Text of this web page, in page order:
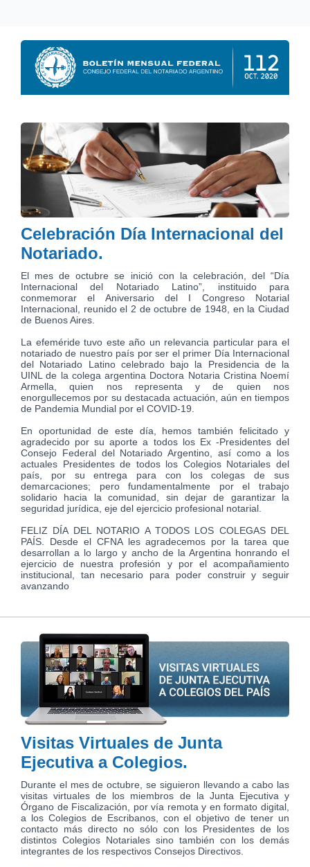
Celebración Día Internacional del
Notariado.
El mes de octubre se inició con la celebración, del “Día
Internacional del Notariado Latino”, instituido para
conmemorar el Aniversario del I Congreso Notarial
Internacional, reunido el 2 de octubre de 1948, en la Ciudad
de Buenos Aires.
La efeméride tuvo este año un relevancia particular para el
notariado de nuestro país por ser el primer Día Internacional
del Notariado Latino celebrado bajo la Presidencia de la
UINL de la colega argentina Doctora Notaria Cristina Noemí
Armella, quien nos representa y de quien nos
enorgullecemos por su destacada actuación, aún en tiempos
de Pandemia Mundial por el COVID-19.
En oportunidad de este día, hemos también felicitado y
agradecido por su aporte a todos los Ex -Presidentes del
Consejo Federal del Notariado Argentino, así como a los
actuales Presidentes de todos los Colegios Notariales del
país, por su entrega para con los colegas de sus
demarcaciones; pero fundamentalmente por el trabajo
solidario hacia la comunidad, sin dejar de garantizar la
seguridad jurídica, eje del ejercicio profesional notarial.
FELIZ DÍA DEL NOTARIO A TODOS LOS COLEGAS DEL
PAÍS. Desde el CFNA les agradecemos por la tarea que
desarrollan a lo largo y ancho de la Argentina honrando el
ejercicio de nuestra profesión y por el acompañamiento
institucional, tan necesario para poder construir y seguir
avanzando
Visitas Virtuales de Junta
Ejecutiva a Colegios.
Durante el mes de octubre, se siguieron llevando a cabo las
visitas virtuales de los miembros de la Junta Ejecutiva y
Órgano de Fiscalización, por vía remota y en formato digital,
a los Colegios de Escribanos, con el objetivo de tener un
contacto más directo no sólo con los Presidentes de los
distintos Colegios Notariales sino también con los demás
integrantes de los respectivos Consejos Directivos.